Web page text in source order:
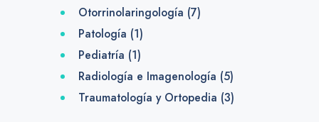
Otorrinolaringología (7)
Patología (1)
Pediatría (1)
Radiología e Imagenología (5)
Traumatología y Ortopedia (3)